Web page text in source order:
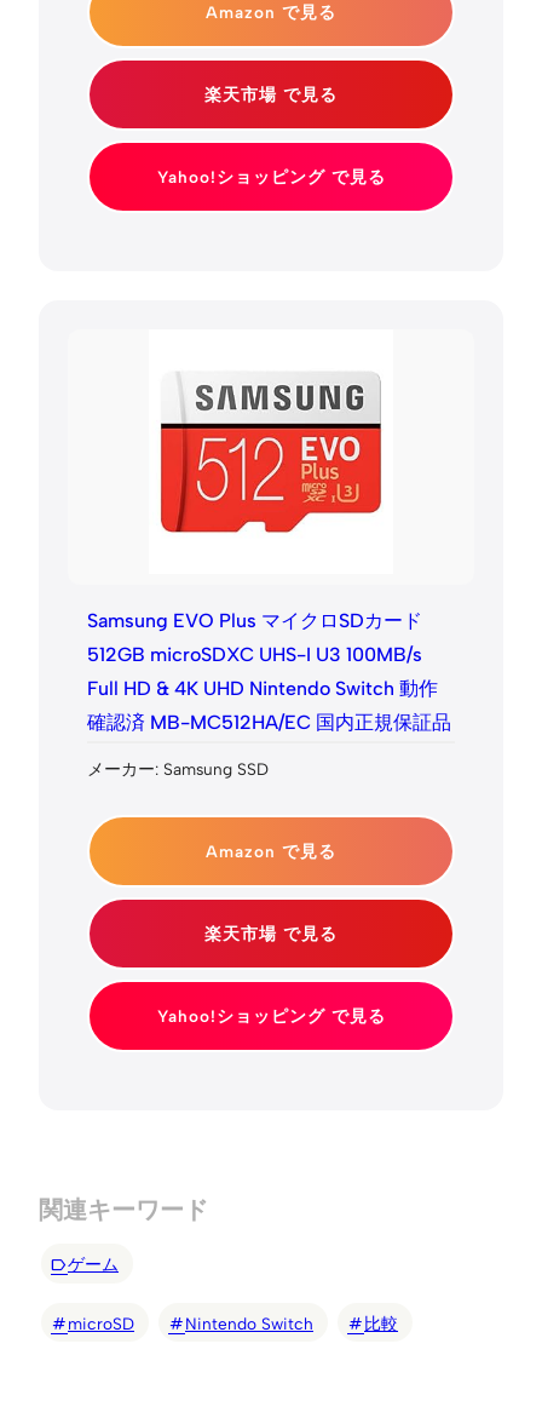
Amazon で見る
楽天市場 で見る
Yahoo!ショッピング で見る
Samsung EVO Plus マイクロSDカード
512GB microSDXC UHS-I U3 100MB/s
Full HD & 4K UHD Nintendo Switch 動作
確認済 MB-MC512HA/EC 国内正規保証品
メーカー: Samsung SSD
Amazon で見る
楽天市場 で見る
Yahoo!ショッピング で見る
関連キーワード
ゲーム
microSD Nintendo Switch 比較